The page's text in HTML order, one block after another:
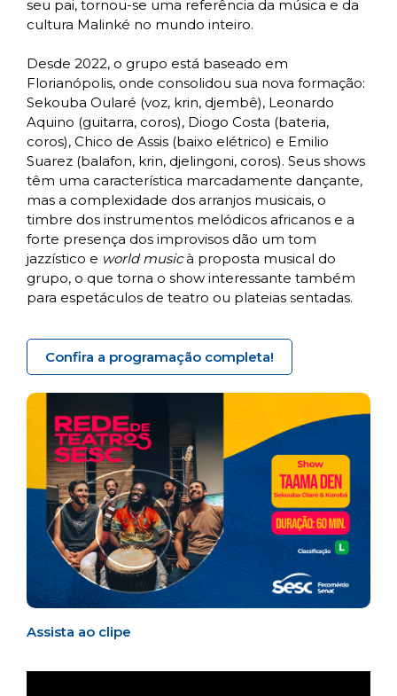
seu pai, tornou-se uma referência da música e da
cultura Malinké no mundo inteiro.
Desde 2022, o grupo está baseado em
Florianópolis, onde consolidou sua nova formação:
Sekouba Oularé (voz, krin, djembê), Leonardo
Aquino (guitarra, coros), Diogo Costa (bateria,
coros), Chico de Assis (baixo elétrico) e Emilio
Suarez (balafon, krin, djelingoni, coros). Seus shows
têm uma característica marcadamente dançante,
mas a complexidade dos arranjos musicais, o
timbre dos instrumentos melódicos africanos e a
forte presença dos improvisos dão um tom
jazzístico e world musicà proposta musical do
grupo, o que torna o show interessante também
para espetáculos de teatro ou plateias sentadas.
Confira a programação completa!
Assista ao clipe